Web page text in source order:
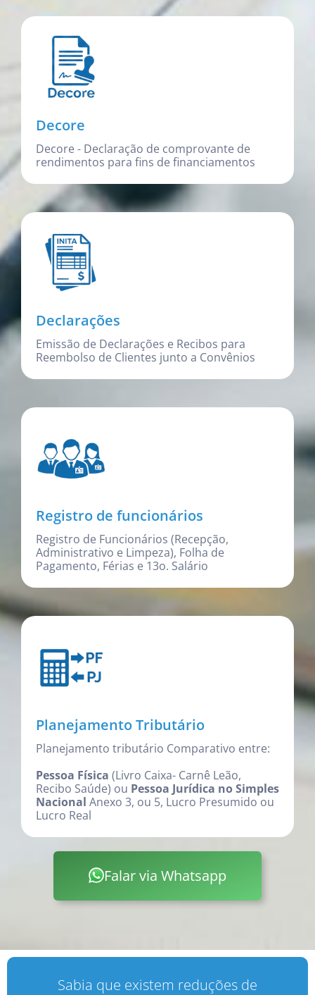
Decore
Decore - Declaração de comprovante de
rendimentos para fins de financiamentos
Declarações
Emissão de Declarações e Recibos para
Reembolso de Clientes junto a Convênios
Registro de funcionários
Registro de Funcionários (Recepção,
Administrativo e Limpeza), Folha de
Pagamento, Férias e 13o. Salário
Planejamento Tributário
Planejamento tributário Comparativo entre:
Pessoa Física (Livro Caixa- Carnê Leão,
Recibo Saúde) ou Pessoa Jurídica no Simples
Nacional Anexo 3, ou 5, Lucro Presumido ou
Lucro Real
Falar via Whatsapp
Sabia que existem reduções de